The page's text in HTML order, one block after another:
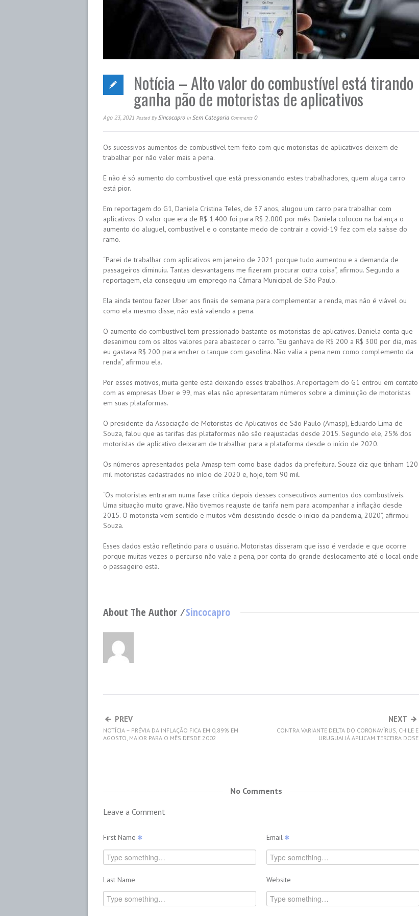
Notícia – Alto valor do combustível está tirando
ganha pão de motoristas de aplicativos
Ago 23, 2021 Posted BySincocapro In Sem Categoria Comments 0
Os sucessivos aumentos de combustível tem feito com que motoristas de aplicativos deixem de
trabalhar por não valer mais a pena.
E não é só aumento do combustível que está pressionando estes trabalhadores, quem aluga carro
está pior.
Em reportagem do G1, Daniela Cristina Teles, de 37 anos, alugou um carro para trabalhar com
aplicativos. O valor que era de R$ 1.400 foi para R$ 2.000 por mês. Daniela colocou na balança o
aumento do aluguel, combustível e o constante medo de contrair a covid-19 fez com ela saísse do
ramo.
“Parei de trabalhar com aplicativos em janeiro de 2021 porque tudo aumentou e a demanda de
passageiros diminuiu. Tantas desvantagens me fizeram procurar outra coisa”, afirmou. Segundo a
reportagem, ela conseguiu um emprego na Câmara Municipal de São Paulo.
Ela ainda tentou fazer Uber aos finais de semana para complementar a renda, mas não é viável ou
como ela mesmo disse, não está valendo a pena.
O aumento do combustível tem pressionado bastante os motoristas de aplicativos. Daniela conta que
desanimou com os altos valores para abastecer o carro. “Eu ganhava de R$ 200 a R$ 300 por dia, mas
eu gastava R$ 200 para encher o tanque com gasolina. Não valia a pena nem como complemento da
renda”, afirmou ela.
Por esses motivos, muita gente está deixando esses trabalhos. A reportagem do G1 entrou em contato
com as empresas Uber e 99, mas elas não apresentaram números sobre a diminuição de motoristas
em suas plataformas.
O presidente da Associação de Motoristas de Aplicativos de São Paulo (Amasp), Eduardo Lima de
Souza, falou que as tarifas das plataformas não são reajustadas desde 2015. Segundo ele, 25% dos
motoristas de aplicativo deixaram de trabalhar para a plataforma desde o início de 2020.
Os números apresentados pela Amasp tem como base dados da prefeitura. Souza diz que tinham 120
mil motoristas cadastrados no início de 2020 e, hoje, tem 90 mil.
“Os motoristas entraram numa fase crítica depois desses consecutivos aumentos dos combustíveis.
Uma situação muito grave. Não tivemos reajuste de tarifa nem para acompanhar a inflação desde
2015. O motorista vem sentido e muitos vêm desistindo desde o início da pandemia, 2020”, afirmou
Souza.
Esses dados estão refletindo para o usuário. Motoristas disseram que isso é verdade e que ocorre
porque muitas vezes o percurso não vale a pena, por conta do grande deslocamento até o local onde
o passageiro está.
About The Author ⁄Sincocapro
PREV
NOTÍCIA – PRÉVIA DA INFLAÇÃO FICA EM 0,89% EM
AGOSTO, MAIOR PARA O MÊS DESDE 2002
NEXT
CONTRA VARIANTE DELTA DO CORONAVÍRUS, CHILE E
URUGUAI JÁ APLICAM TERCEIRA DOSE
No Comments
Leave a Comment
First Name
Last Name
Email
Website